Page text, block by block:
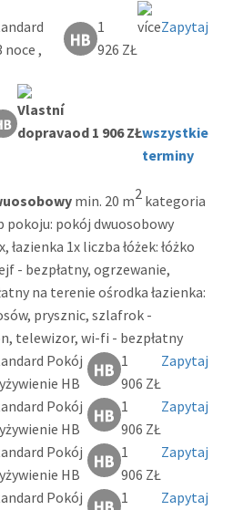
noce ,
1
926 ZŁ
Zapytaj
od 1 906 ZŁwszystkie
terminy
min. 20 m2 kategoria
pokoju: pokój dwuosobowy
1x liczba łóżek: łóżko
- bezpłatny, ogrzewanie,
na terenie ośrodka łazienka:
prysznic, szlafrok -
telewizor, wi-fi - bezpłatny
Pokój
HB
1
906 ZŁ
Zapytaj
Pokój
HB
1
906 ZŁ
Zapytaj
Pokój
HB
1
906 ZŁ
Zapytaj
Pokój
1
Zapytaj